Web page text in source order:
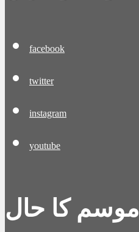
facebook
twitter
instagram
youtube
موسم کا حال